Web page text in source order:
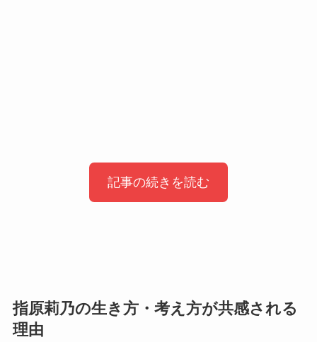
記事の続きを読む
指原莉乃さんの書籍や関連作品について、
Audibleで聴けるのかどうか気になる方も多いので
指原莉乃の生き方・考え方が共感される
理由